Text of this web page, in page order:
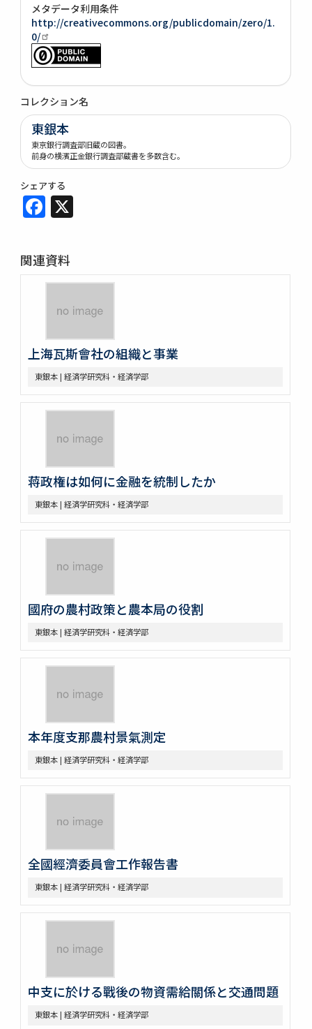
メタデータ利用条件
http://creativecommons.org/publicdomain/zero/1.
0/
コレクション名
東銀本
東京銀行調査部旧蔵の図書。
前身の横濱正金銀行調査部蔵書を多数含む。
シェアする
Facebook
関連資料
上海瓦斯會社の組織と事業
東銀本 | 経済学研究科・経済学部
蒋政権は如何に金融を統制したか
東銀本 | 経済学研究科・経済学部
國府の農村政策と農本局の役割
東銀本 | 経済学研究科・経済学部
本年度支那農村景氣測定
東銀本 | 経済学研究科・経済学部
全國經濟委員會工作報告書
東銀本 | 経済学研究科・経済学部
中支に於ける戰後の物資需給關係と交通問題
東銀本 | 経済学研究科・経済学部